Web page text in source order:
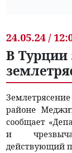
24.05.24 /
В Турции
районе
сообщает
и
действующий